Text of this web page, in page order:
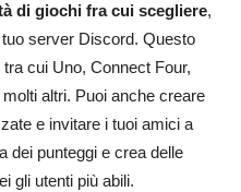
di giochi fra cui scegliere,
server Discord. Questo
tra cui Uno, Connect Four,
altri. Puoi anche creare
e invitare i tuoi amici a
dei punteggi e crea delle
gli utenti più abili.